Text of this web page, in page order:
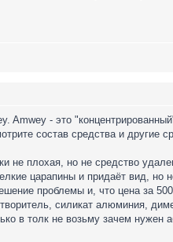
Amwey - это
состав средства и другие
не плохая, но не средство
царапины и придаёт вид, но
проблемы и, что цена за
силикат алюминия,
в толк не возьму зачем